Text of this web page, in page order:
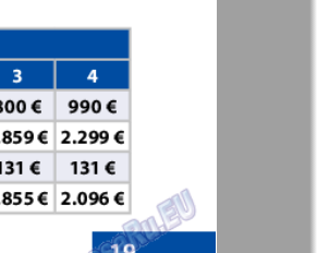
Крот в Германии
LDK по-русски
Мила